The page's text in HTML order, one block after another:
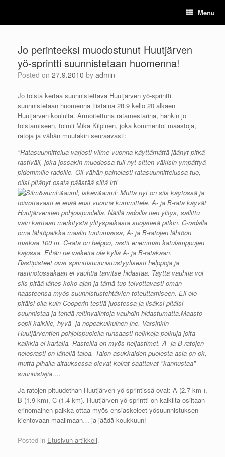
content
Menu
Jo perinteeksi muodostunut Huutjärven
yö-sprintti suunnistetaan huomenna!
Posted on 27.9.2010 by admin
Jo toista kertaa suunnistettava Huutjärven yö-sprintti
suunnistetaan huomenna tiistaina 28.9 kello 20 alkaen
Huutjärven koululta. Armoitettuna ratamestarina, hänkin jo
toistamiseen, toimii Mika Kilpinen, joka kommentoi maastoja,
ratoja ja vähän muutakin seuraavasti:
"Ratasuunnittelua varjosti viime vuonna käyttämättä jäänyt pitkä
rastiväli, joka jossakin muodossa tuli nyt sitten väkisin ympättyä
pidemmille radoille. Oli vähän painolasti ratasuunnittelussa tuo,
olisi pitänyt osata päästää siitä irti
Mutta nyt on siis käytössä ja
toivottavasti ei enää ensi vuonna kummittele. A- ja B-rata käyvät
Huutjärventien pohjoispuolella. Näillä radoilla tien ylitys, sallittu
vain karttaan merkitystä ylityspaikasta suojatietä pitkin. C-radalla
oma lähtöpaikka maalin tuntumassa, A- ja B-ratojen lähtöön
matkaa 100 m. C-rata on helppo, rastit enemmän katulamppujen
kajossa. Eihän ne vaikeita ole kyllä A- ja B-ratakaan.
Rastipisteet ovat sprinttisuunnistustyylisesti helppoja ja
rastinotossakaan ei vauhtia tarvitse hidastaa. Täyttä vauhtia voi
siis pitää lähes koko ajan ja tämä tuo toivottavasti oman
haasteensa myös suunnistustehtävien toteuttamiseen. Eli olo
pitäisi olla kuin Cooperin testiä juostessa ja lisäksi pitäisi
suunnistaa ja tehdä reitinvalintoja vauhdin hidastumatta.Maasto
sopii kaikille, hyvä- ja nopeakulkuinen jne. Varsinkin
Huutjärventien pohjoispuolella runsaasti heikkoja polkuja joita
kaikkia ei kartalla. Rasteilla on myös heijastimet. A- ja B-ratojen
nelosrasti on lähellä taloa. Talon asukkaiden puolesta asia on ok,
mutta pihalla aitauksessa olevat koirat saattavat "kannustaa"
suunnistajia….
Ja ratojen pituudethan Huutjärven yö-sprintissä ovat: A (2.7 km ),
B (1.9 km), C (1.4 km). Huutjärven yö-sprintti on kaikilta osiltaan
erinomainen paikka ottaa myös ensiaskeleet yösuunnistuksen
kiehtovaan maailmaan… ja jäädä koukkuun!
Posted in Etusivun artikkeli.